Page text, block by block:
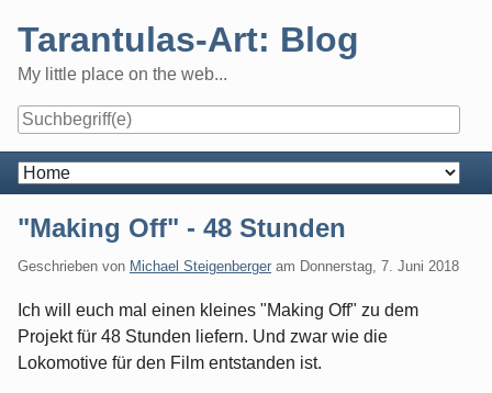
content
Tarantulas-Art: Blog
My little place on the web...
Navigation
"Making Off" - 48 Stunden
Geschrieben von Michael Steigenberger am Donnerstag, 7. Juni 2018
Ich will euch mal einen kleines "Making Off" zu dem
Projekt für 48 Stunden liefern. Und zwar wie die
Lokomotive für den Film entstanden ist.